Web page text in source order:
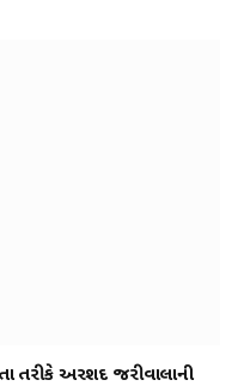
તરીકે અરશદ જરીવાલાની